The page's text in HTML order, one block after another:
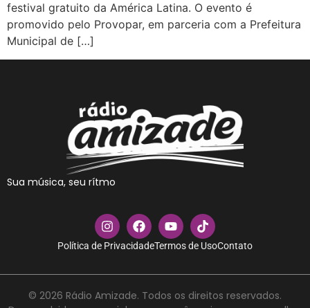
festival gratuito da América Latina. O evento é
promovido pelo Provopar, em parceria com a Prefeitura
Municipal de […]
Sua música, seu rítmo
Política de PrivacidadeTermos de UsoContato
© 2026 Rádio Amizade. Todos os direitos reservados.